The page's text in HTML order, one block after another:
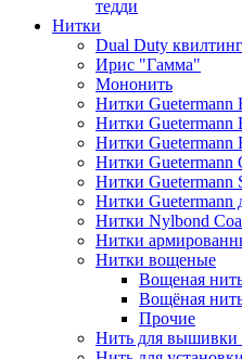
тедди
Нитки
Dual Duty квилтинг
Ирис "Гамма"
Мононить
Нитки Guetermann
Нитки Guetermann
Нитки Guetermann
Нитки Guetermann
Нитки Guetermann
Нитки Guetermann
Нитки Nylbond
Нитки
Нитки вощеные
Вощеная
Вощёная
Прочие
Нить для вышивки